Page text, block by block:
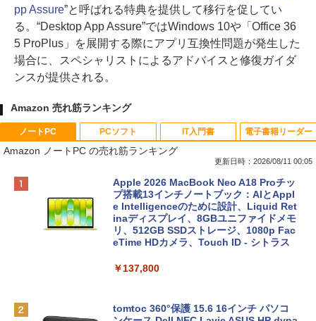
pp Assure”と呼ばれる特典を提供して移行を促してい
る。“Desktop App Assure”ではWindows 10や「Office 36
5 ProPlus」を展開する際にアプリ互換性問題が発生した
場合に、スペシャリストによるアドバイスと修復ガイダ
ンスが提供される。
Amazon 売れ筋ランキング
ノートPC
Amazon ノートPC の売れ筋ランキング
更新日時：2026/08/11 00:05
Apple 2026 MacBook Neo A18 Proチッ
プ搭載13インチノートブック：AIとAppl
e Intelligenceのために設計、Liquid Ret
inaディスプレイ、8GBユニファイドメモ
リ、512GB SSDストレージ、1080p Fac
eTime HDカメラ、Touch ID - シトラス
￥137,800
tomtoc 360°保護 15.6 16インチ パソコ
PCソフト IT入門書 電子書籍リーダー